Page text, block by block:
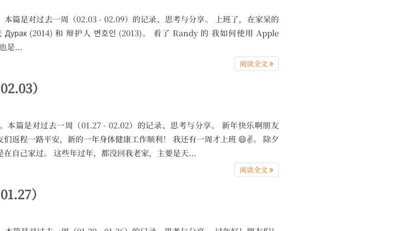
篇是对过去一周（02.03 - 02.09）的记录、思考与分享。 上班了，在家呆的
(2014) 和 辩护人 변호인 (2013)。 看了 Randy 的 我如何使用 Apple
是...
阅读全文
）
篇是对过去一周（01.27 - 02.02）的记录、思考与分享。 新年快乐啊朋友
返程一路平安，新的一年身体健康工作顺利！ 我还有一周才上班 😄✌️。 除夕
自己家过。 这些年过年，都没回我老家，主要是天...
阅读全文
）